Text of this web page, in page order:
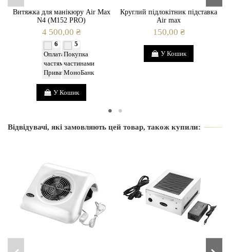
Витяжка для манікюру Air Max
N4 (M152 PRO)
4 500,00 ₴
6 5
У Кошик
Круглий підлокітник підставка
Air max
150,00 ₴
У Кошик
Відвідувачі, які замовляють цей товар, також купили: